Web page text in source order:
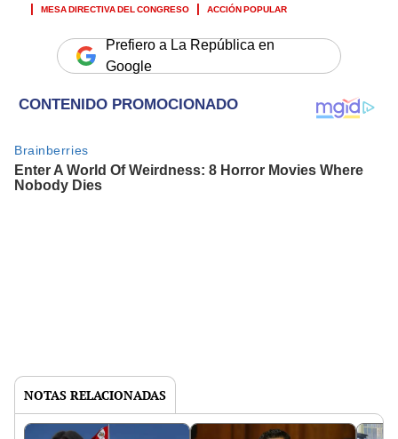
MESA DIRECTIVA DEL CONGRESO
ACCIÓN POPULAR
Prefiero a La República en
Google
NOTAS RELACIONADAS